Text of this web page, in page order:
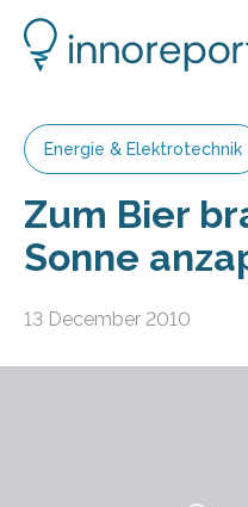
Energie & Elektrotechnik
Zum Bier
Sonne
13 December 2010